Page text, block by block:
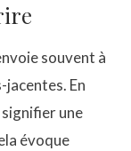
souvent à
En
une
évoque